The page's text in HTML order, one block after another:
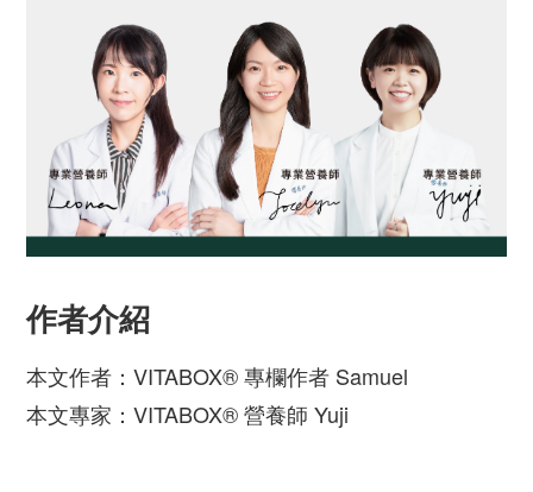
作者介紹
本文作者：VITABOX® 專欄作者 Samuel
本文專家：VITABOX® 營養師 Yuji